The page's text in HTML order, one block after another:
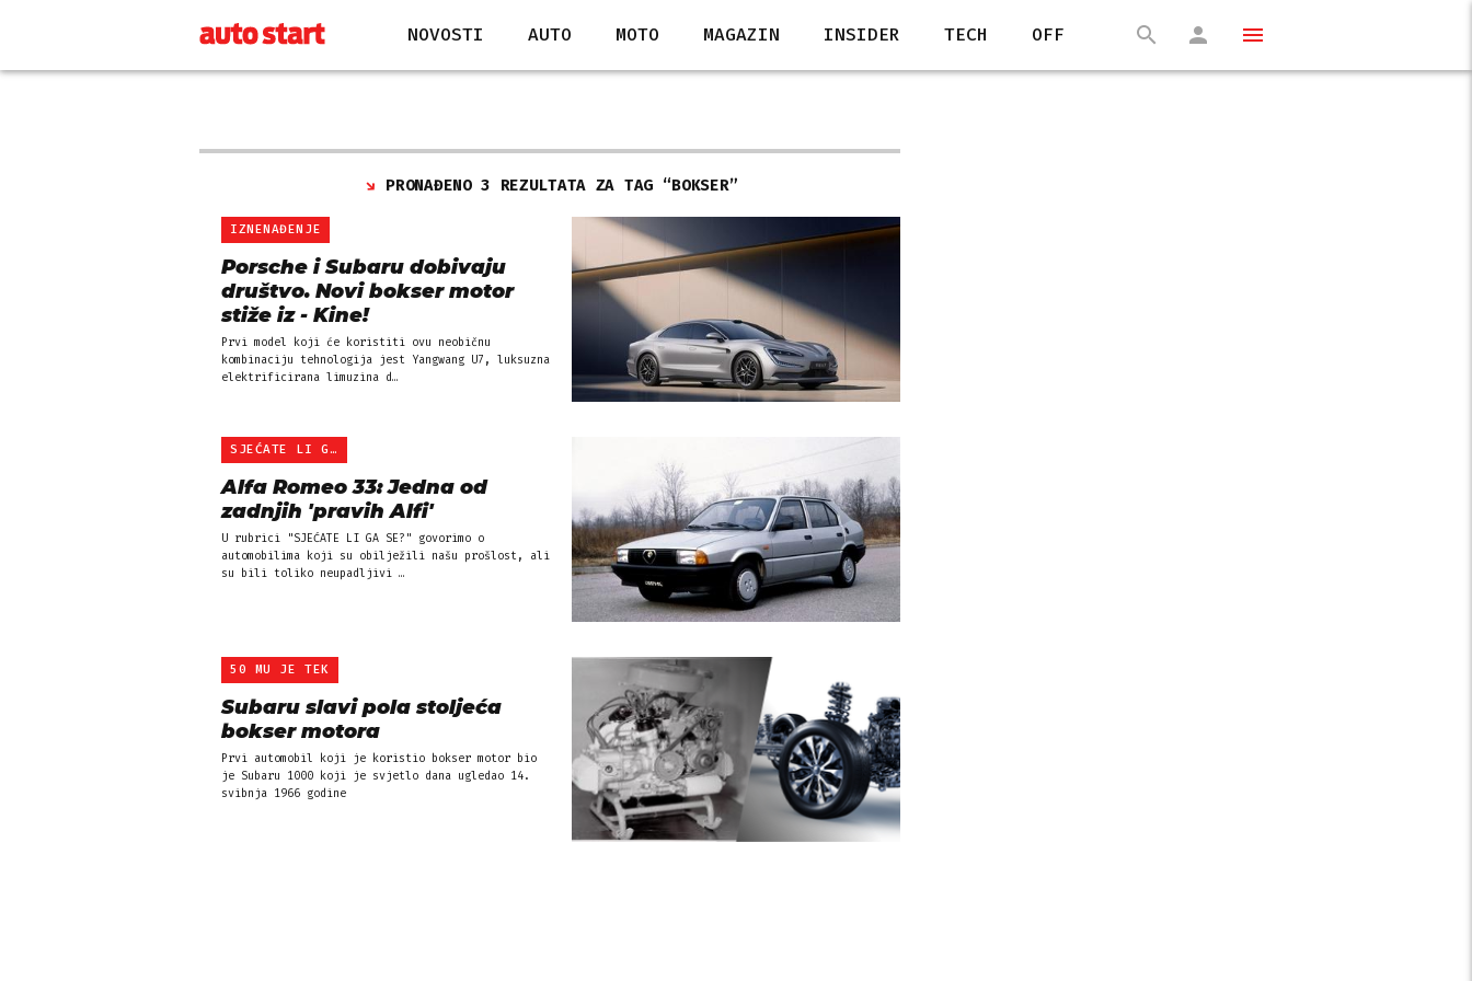
NOVOSTI AUTO MOTO MAGAZIN INSIDER TECH OFF
PRONAĐENO 3 REZULTATA ZA TAG “BOKSER”
IZNENAĐENJE
Porsche i Subaru dobivaju
društvo. Novi bokser motor
stiže iz - Kine!
Prvi model koji će koristiti ovu neobičnu
kombinaciju tehnologija jest Yangwang U7, luksuzna
elektrificirana limuzina d…
SJEĆATE LI GA SE?
Alfa Romeo 33: Jedna od
zadnjih 'pravih Alfi'
U rubrici "SJEĆATE LI GA SE?" govorimo o
automobilima koji su obilježili našu prošlost, ali
su bili toliko neupadljivi …
50 MU JE TEK
Subaru slavi pola stoljeća
bokser motora
Prvi automobil koji je koristio bokser motor bio
je Subaru 1000 koji je svjetlo dana ugledao 14.
svibnja 1966 godine